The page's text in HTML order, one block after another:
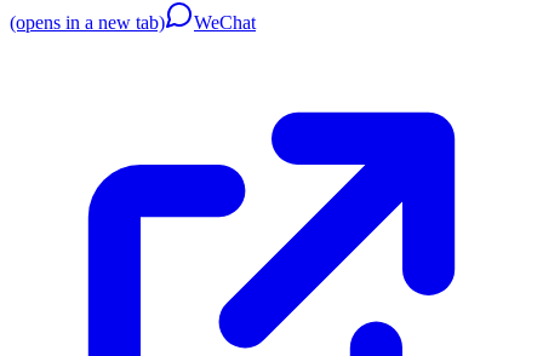
(opens in a new tab) WeChat